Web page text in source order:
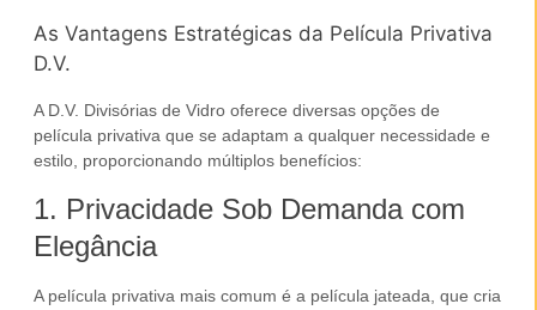
As Vantagens Estratégicas da Película Privativa
D.V.
A D.V. Divisórias de Vidro oferece diversas opções de
película privativa que se adaptam a qualquer necessidade e
estilo, proporcionando múltiplos benefícios:
1. Privacidade Sob Demanda com
Elegância
A película privativa mais comum é a película jateada , que cria